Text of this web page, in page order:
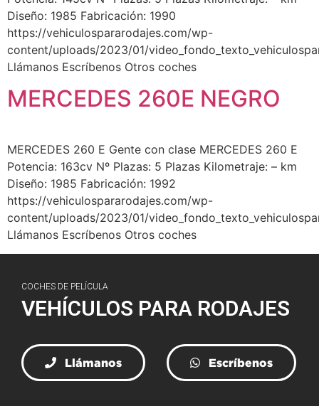
Diseño: 1985 Fabricación: 1990
https://vehiculospararodajes.com/wp-
content/uploads/2023/01/
Llámanos Escríbenos Otros coches
MERCEDES 260E NEGRO
MERCEDES 260 E Gente con clase MERCEDES 260 E
Potencia: 163cv Nº Plazas: 5 Plazas Kilometraje: – km
Diseño: 1985 Fabricación: 1992
https://vehiculospararodajes.com/wp-
content/uploads/2023/01/
Llámanos Escríbenos Otros coches
COCHES DE PELÍCULA
VEHÍCULOS PARA RODAJES
Llámanos Escríbenos